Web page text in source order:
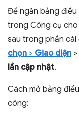
Để ngăn bảng điều
trong Công cụ cho
sau trong phần
chọn > Giao diện >
lần cập nhật.
Cách mở bảng
công: